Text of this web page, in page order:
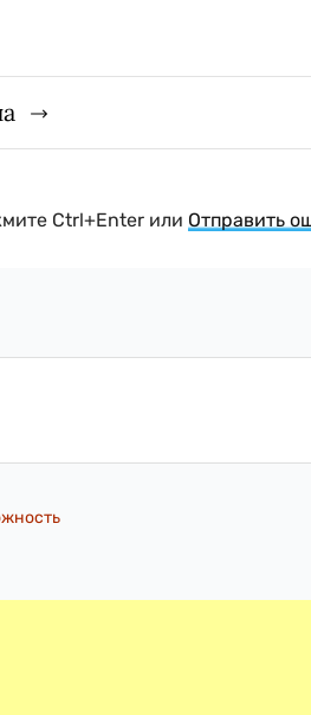
Ctrl+Enter или Отправить